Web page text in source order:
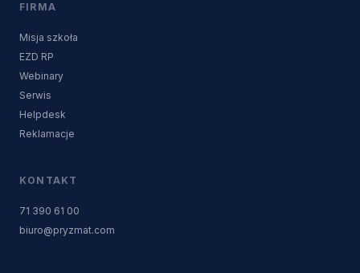
FIRMA
Misja szkoła
EZD RP
Webinary
Serwis
Helpdesk
Reklamacje
KONTAKT
71 390 61 00
biuro@pryzmat.com